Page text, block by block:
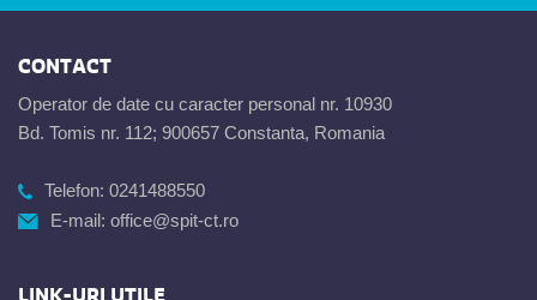
CONTACT
Operator de date cu caracter personal nr. 10930
Bd. Tomis nr. 112; 900657 Constanta, Romania
Telefon: 0241488550
E-mail: office@spit-ct.ro